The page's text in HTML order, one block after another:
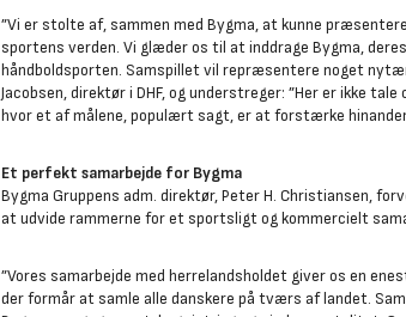
”Vi er stolte af, sammen med Bygma, at kunne
sportens verden. Vi glæder os til at inddrage Bygma,
håndboldsporten. Samspillet vil repræsentere noget
Jacobsen, direktør i DHF, og understreger: ”Her er ikke
hvor et af målene, populært sagt, er at forstærke
Et perfekt samarbejde for Bygma
Bygma Gruppens adm. direktør, Peter H. Christiansen,
at udvide rammerne for et sportsligt og kommercielt
”Vores samarbejde med herrelandsholdet giver os en
der formår at samle alle danskere på tværs af landet.